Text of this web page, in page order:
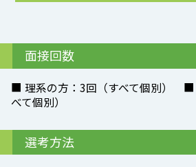
面接回数
■ 理系の方：3回（すべて個別） ■
べて個別）
選考方法